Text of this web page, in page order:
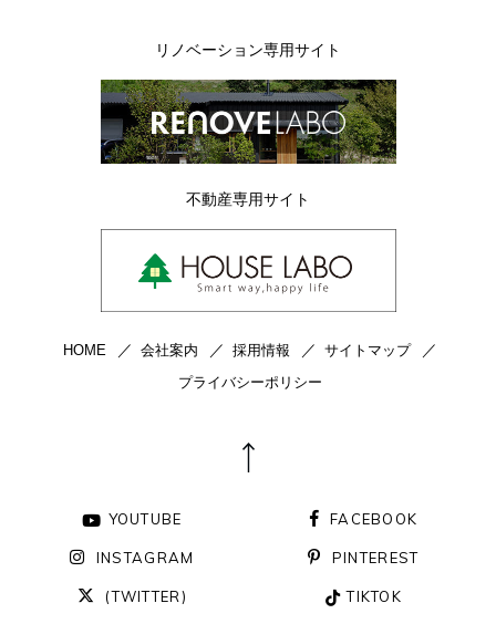
リノベーション専用サイト
不動産専用サイト
HOME 会社案内 採用情報
サイトマップ
プライバシーポリシー
YOUTUBE FACEBOOK
INSTAGRAM PINTEREST
(TWITTER) TIKTOK